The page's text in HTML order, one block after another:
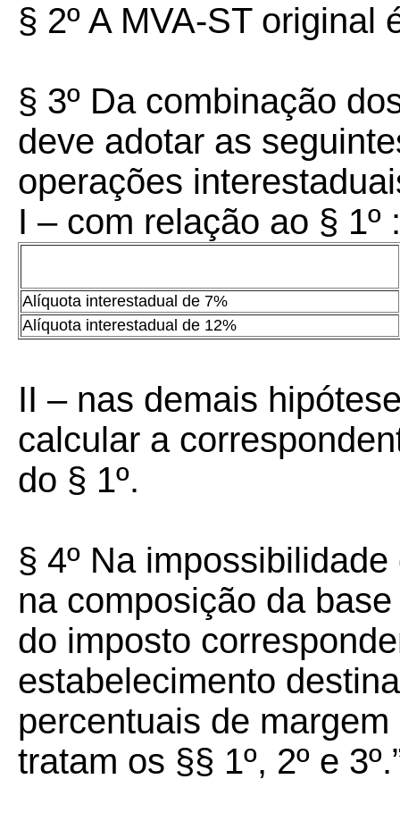
§ 2º A MVA-ST original
§ 3º Da combinação
deve adotar as
operações
I – com relação ao § 1º :
Alíquota interestadual de 7%
Alíquota interestadual de 12%
II – nas demais
calcular a
do § 1º.
§ 4º Na
na composição da
do imposto
estabelecimento
percentuais de
tratam os §§ 1º, 2º e